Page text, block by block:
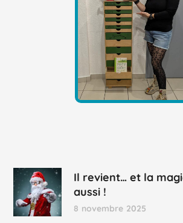
Il revient… et la
aussi !
8 novembre 2025